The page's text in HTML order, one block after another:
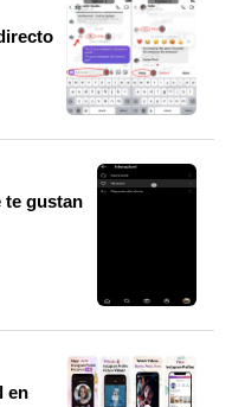
te gustan
en